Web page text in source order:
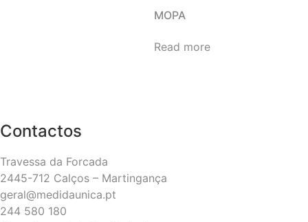
MOPA
Read more
Contactos
Travessa da Forcada
2445-712 Calços – Martingança
geral@medidaunica.pt
244 580 180